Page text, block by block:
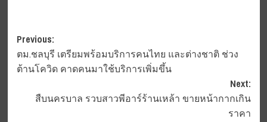
Post
navigation
Previous:
ตม.ชลบุรี เตรียมพร้อมบริการคนไทย และต่างชาติ ช่วง
ต้านโควิด คาดคนมาใช้บริการเพิ่มขึ้น
Next:
สืบนครบาล รวบสาวพีอาร์ร้านเหล้า ขายหน้ากากเกิน
ราคา